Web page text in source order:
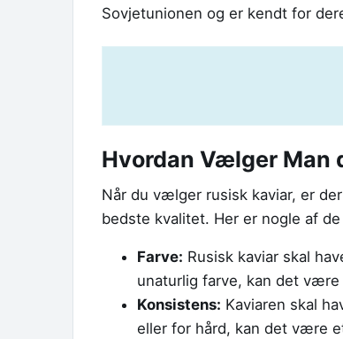
Sovjetunionen og er kendt for
Hvordan Vælger Man
Når du vælger rusisk kaviar, er
bedste kvalitet. Her er nogle af
Farve: Rusisk kaviar skal
unaturlig farve, kan det
Konsistens: Kaviaren skal
eller for hård, kan det være